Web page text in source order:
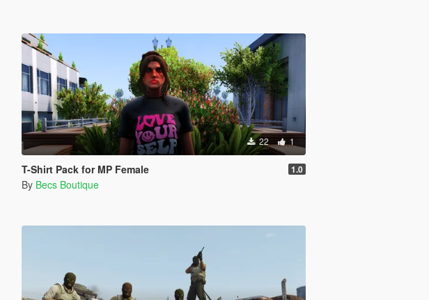
22 1
T-Shirt Pack for MP Female 1.0
By Becs Boutique